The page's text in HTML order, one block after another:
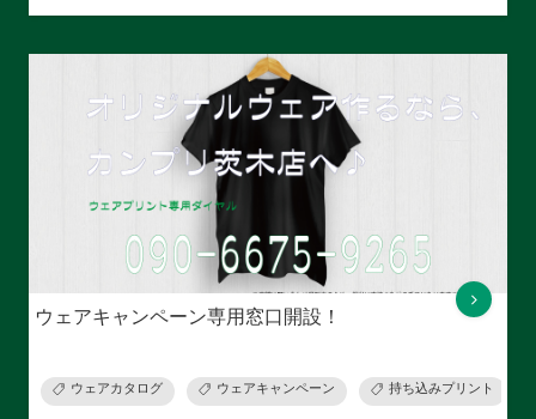
ウェアキャンペーン専用窓口開設！
ウェアカタログ ウェアキャンペーン 持ち込みプリント